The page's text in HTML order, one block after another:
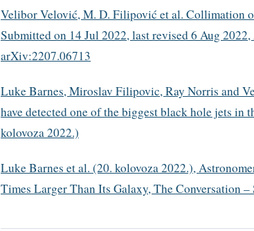
Velibor Velović, M. D. Filipović et al. Collimation
Submitted on 14 Jul 2022, last revised 6 Aug
arXiv:2207.06713
Luke Barnes, Miroslav Filipovic, Ray Norris and
have detected one of the biggest black hole jets in
kolovoza 2022.)
Luke Barnes et al. (20. kolovoza 2022.),
Times Larger Than Its Galaxy, The Conversation